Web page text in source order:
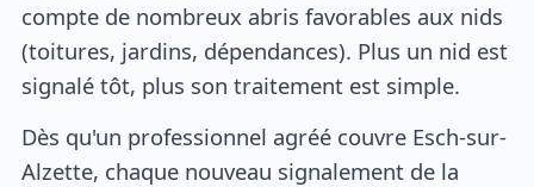
compte de nombreux abris favorables aux nids
(toitures, jardins, dépendances). Plus un nid est
signalé tôt, plus son traitement est simple.
Dès qu'un professionnel agréé couvre Esch-sur-
Alzette, chaque nouveau signalement de la